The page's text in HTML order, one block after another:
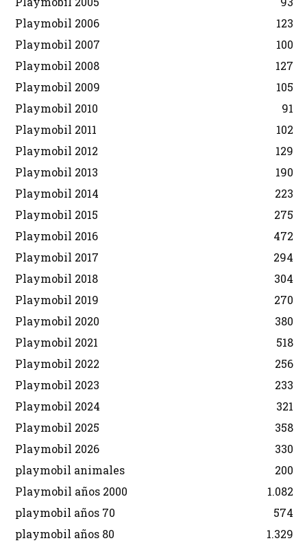
Playmobil 2006
123
Playmobil 2007
100
Playmobil 2008
127
Playmobil 2009
105
Playmobil 2010
91
Playmobil 2011
102
Playmobil 2012
129
Playmobil 2013
190
Playmobil 2014
223
Playmobil 2015
275
Playmobil 2016
472
Playmobil 2017
294
Playmobil 2018
304
Playmobil 2019
270
Playmobil 2020
380
Playmobil 2021
518
Playmobil 2022
256
Playmobil 2023
233
Playmobil 2024
321
Playmobil 2025
358
Playmobil 2026
330
playmobil animales
200
Playmobil años 2000
1.082
playmobil años 70
574
playmobil años 80
1.329